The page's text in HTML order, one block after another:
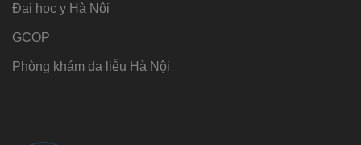
Đại học y Hà Nội
GCOP
Phòng khám da liễu Hà Nội